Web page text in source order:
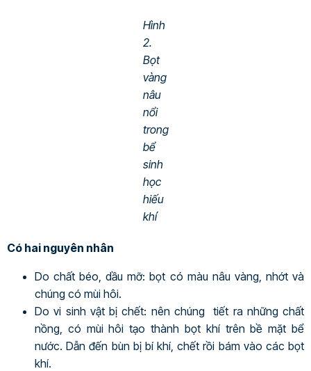
Hình
2.
Bọt
vàng
nâu
nổi
trong
bể
sinh
học
hiếu
khí
Có hai nguyên nhân
Do chất béo, dầu mỡ: bọt có màu nâu vàng, nhớt và
chúng có mùi hôi.
Do vi sinh vật bị chết: nên chúng tiết ra những chất
nồng, có mùi hôi tạo thành bọt khí trên bề mặt bể
nước. Dẫn đến bùn bị bí khí, chết rồi bám vào các bọt
khí.